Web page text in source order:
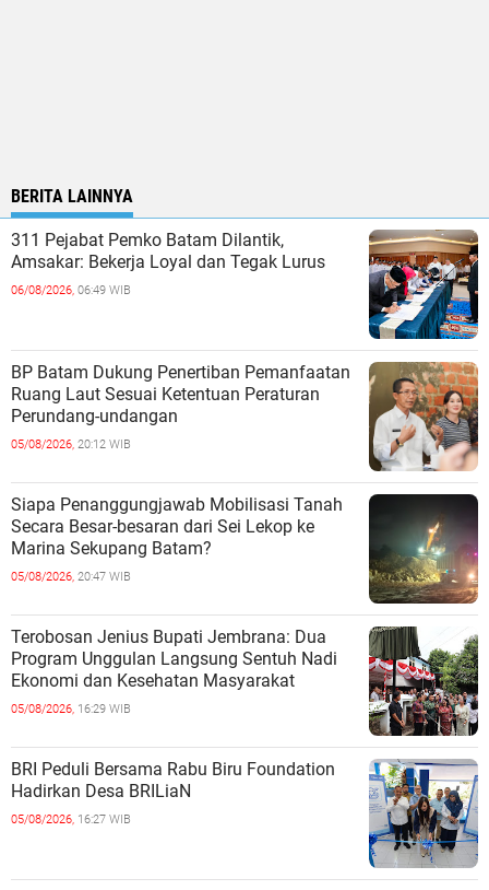
BERITA LAINNYA
311 Pejabat Pemko Batam Dilantik,
Amsakar: Bekerja Loyal dan Tegak Lurus
06/08/2026, 06:49 WIB
BP Batam Dukung Penertiban Pemanfaatan
Ruang Laut Sesuai Ketentuan Peraturan
Perundang-undangan
05/08/2026, 20:12 WIB
Siapa Penanggungjawab Mobilisasi Tanah
Secara Besar-besaran dari Sei Lekop ke
Marina Sekupang Batam?
05/08/2026, 20:47 WIB
Terobosan Jenius Bupati Jembrana: Dua
Program Unggulan Langsung Sentuh Nadi
Ekonomi dan Kesehatan Masyarakat
05/08/2026, 16:29 WIB
BRI Peduli Bersama Rabu Biru Foundation
Hadirkan Desa BRILiaN
05/08/2026, 16:27 WIB